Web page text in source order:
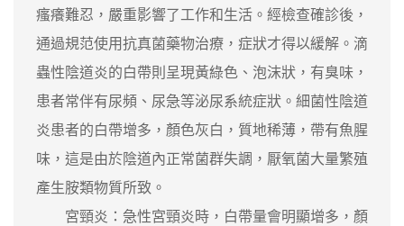
瘙癢難忍，嚴重影響了工作和生活。經檢查確診後，
通過規范使用抗真菌藥物治療，症狀才得以緩解。滴
蟲性陰道炎的白帶則呈現黃綠色、泡沫狀，有臭味，
患者常伴有尿頻、尿急等泌尿系統症狀。細菌性陰道
炎患者的白帶增多，顏色灰白，質地稀薄，帶有魚腥
味，這是由於陰道內正常菌群失調，厭氧菌大量繁殖
產生胺類物質所致。
宮頸炎：急性宮頸炎時，白帶量會明顯增多，顏